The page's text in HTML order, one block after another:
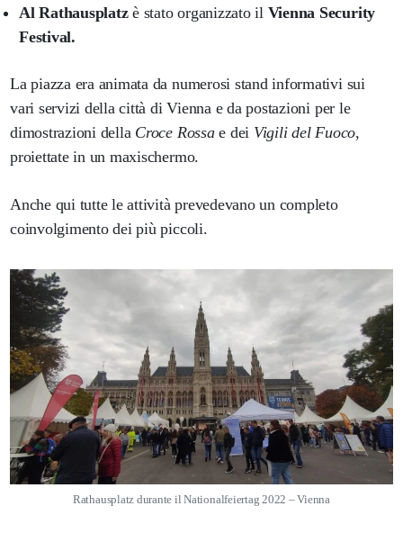
Al Rathausplatzè stato organizzato il Vienna Security
Festival.
La piazza era animata da numerosi stand informativi sui
vari servizi della città di Vienna e da postazioni per le
dimostrazioni della Croce Rossae dei Vigili del Fuoco,
proiettate in un maxischermo.
Anche qui tutte le attività prevedevano un completo
coinvolgimento dei più piccoli.
Rathausplatz durante il Nationalfeiertag 2022 – Vienna